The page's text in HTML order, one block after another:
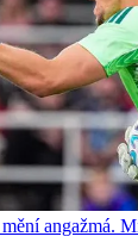
angažmá.